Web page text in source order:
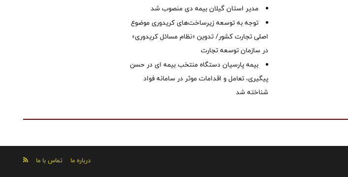
‌مدیر استان گیلان بیمه دی منصوب شد
توجه به توسعه زیرساخت‌های کریدوری موضوع
اصلی تجارت کشور/ تدوین «نظام مسائل کریدوری»
در سازمان توسعه تجارت
بیمه پارسیان دستگاه منتخب بیمه ای در حسن
پیگیری، تعامل و اقدامات موثر در سامانه فواد
شناخته شد
درباره ما
تماس با ما